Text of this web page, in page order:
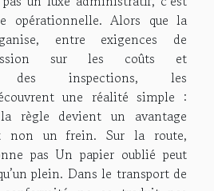
opérationnelle. Alors que la
entre exigences de
sur les coûts et
des inspections, les
une réalité simple :
règle devient un avantage
non un frein. Sur la route,
pas Un papier oublié peut
plein. Dans le transport de